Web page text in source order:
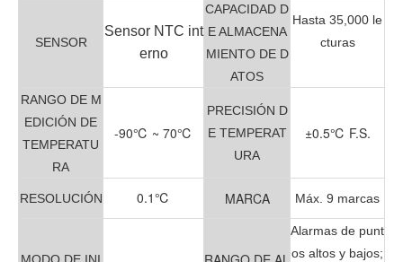
SENSOR
Sensor NTC int
erno
CAPACIDAD D
E ALMACENA
MIENTO DE D
ATOS
Hasta 35,000 le
cturas
RANGO DE M
EDICIÓN DE
TEMPERATU
RA
-90℃ ~ 70℃
PRECISIÓN D
E TEMPERAT
URA
±0.5℃ F.S.
RESOLUCIÓN 0.1℃ MARCA Máx. 9 marcas
MODO DE INI
Alarmas de punt
os altos y bajos;